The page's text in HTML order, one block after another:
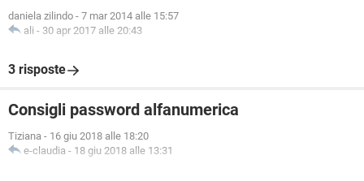
daniela zilindo - 7 mar 2014 alle 15:57
ali - 30 apr 2017 alle 20:43
3 risposte
Consigli password alfanumerica
Tiziana - 16 giu 2018 alle 18:20
e-claudia - 18 giu 2018 alle 13:31